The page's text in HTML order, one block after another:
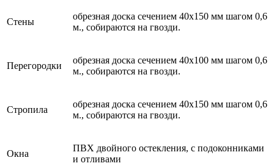
Стены
обрезная доска сечением 40х150 мм шагом 0,6
м., собираются на гвозди.
Перегородки
обрезная доска сечением 40х100 мм шагом 0,6
м., собираются на гвозди.
Стропила
обрезная доска сечением 40х150 мм шагом 0,6
м., собираются на гвозди.
Окна
ПВХ двойного остекления, с подоконниками
и отливами